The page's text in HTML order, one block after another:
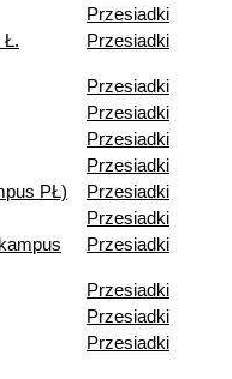
Przesiadki
Ł.
Przesiadki
Przesiadki
Przesiadki
Przesiadki
Przesiadki
PŁ)
Przesiadki
Przesiadki
Przesiadki
Przesiadki
Przesiadki
Przesiadki